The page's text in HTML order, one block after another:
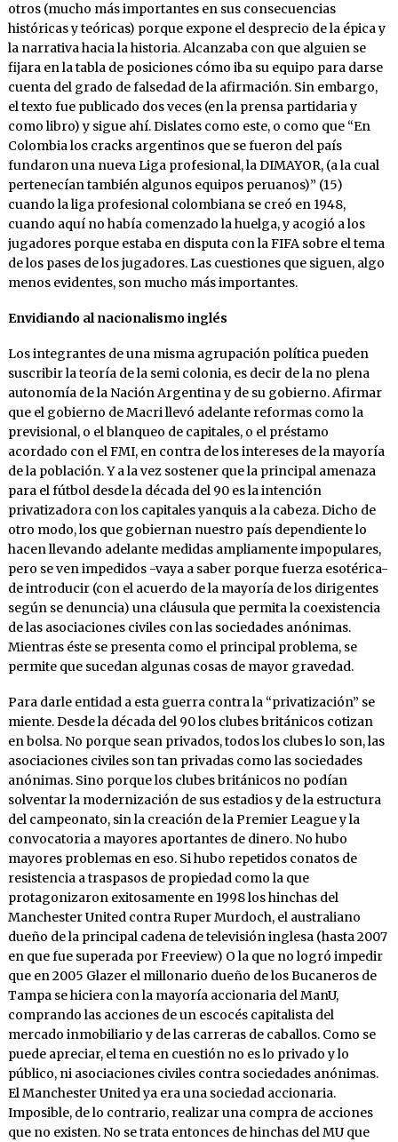
otros (mucho más importantes en sus consecuencias
históricas y teóricas) porque expone el desprecio de la épica y
la narrativa hacia la historia. Alcanzaba con que alguien se
fijara en la tabla de posiciones cómo iba su equipo para darse
cuenta del grado de falsedad de la afirmación. Sin embargo,
el texto fue publicado dos veces (en la prensa partidaria y
como libro) y sigue ahí. Dislates como este, o como que “En
Colombia los cracks argentinos que se fueron del país
fundaron una nueva Liga profesional, la DIMAYOR, (a la cual
pertenecían también algunos equipos peruanos)” (15)
cuando la liga profesional colombiana se creó en 1948,
cuando aquí no había comenzado la huelga, y acogió a los
jugadores porque estaba en disputa con la FIFA sobre el tema
de los pases de los jugadores. Las cuestiones que siguen, algo
menos evidentes, son mucho más importantes.
Envidiando al nacionalismo inglés
Los integrantes de una misma agrupación política pueden
suscribir la teoría de la semi colonia, es decir de la no plena
autonomía de la Nación Argentina y de su gobierno. Afirmar
que el gobierno de Macri llevó adelante reformas como la
previsional, o el blanqueo de capitales, o el préstamo
acordado con el FMI, en contra de los intereses de la mayoría
de la población. Y a la vez sostener que la principal amenaza
para el fútbol desde la década del 90 es la intención
privatizadora con los capitales yanquis a la cabeza. Dicho de
otro modo, los que gobiernan nuestro país dependiente lo
hacen llevando adelante medidas ampliamente impopulares,
pero se ven impedidos -vaya a saber porque fuerza esotérica-
de introducir (con el acuerdo de la mayoría de los dirigentes
según se denuncia) una cláusula que permita la coexistencia
de las asociaciones civiles con las sociedades anónimas.
Mientras éste se presenta como el principal problema, se
permite que sucedan algunas cosas de mayor gravedad.
Para darle entidad a esta guerra contra la “privatización” se
miente. Desde la década del 90 los clubes británicos cotizan
en bolsa. No porque sean privados, todos los clubes lo son, las
asociaciones civiles son tan privadas como las sociedades
anónimas. Sino porque los clubes británicos no podían
solventar la modernización de sus estadios y de la estructura
del campeonato, sin la creación de la Premier League y la
convocatoria a mayores aportantes de dinero. No hubo
mayores problemas en eso. Si hubo repetidos conatos de
resistencia a traspasos de propiedad como la que
protagonizaron exitosamente en 1998 los hinchas del
Manchester United contra Ruper Murdoch, el australiano
dueño de la principal cadena de televisión inglesa (hasta 2007
en que fue superada por Freeview) O la que no logró impedir
que en 2005 Glazer el millonario dueño de los Bucaneros de
Tampa se hiciera con la mayoría accionaria del ManU,
comprando las acciones de un escocés capitalista del
mercado inmobiliario y de las carreras de caballos. Como se
puede apreciar, el tema en cuestión no es lo privado y lo
público, ni asociaciones civiles contra sociedades anónimas.
El Manchester United ya era una sociedad accionaria.
Imposible, de lo contrario, realizar una compra de acciones
que no existen. No se trata entonces de hinchas del MU que